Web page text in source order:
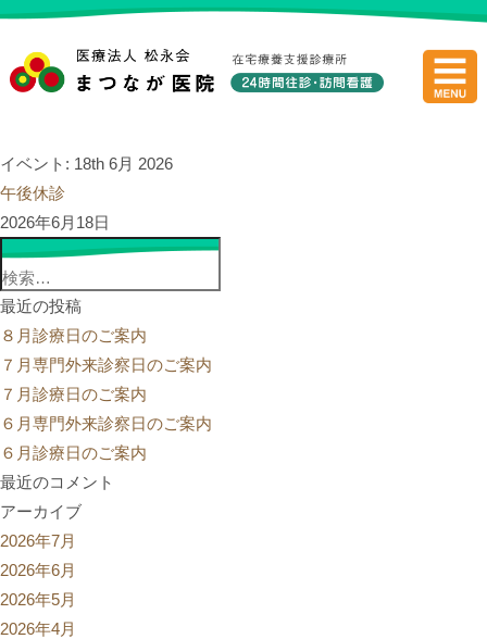
医療法
イベント: 18th 6月 2026
午後休診
2026年6月18日
検
索:
最近の投稿
８月診療日のご案内
７月専門外来診察日のご案内
７月診療日のご案内
６月専門外来診察日のご案内
６月診療日のご案内
最近のコメント
アーカイブ
2026年7月
2026年6月
2026年5月
2026年4月